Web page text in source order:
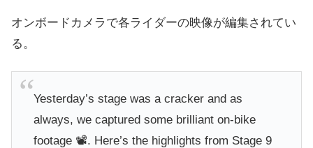
オンボードカメラで各ライダーの映像が編集されてい
る。
Yesterday’s stage was a cracker and as
always, we captured some brilliant on-bike
footage 📽️. Here’s the highlights from Stage 9